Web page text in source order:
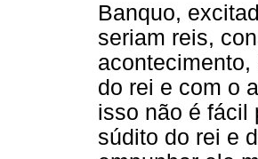
Banquo,
seriam reis,
do rei e com o
isso não é fácil
súdito do rei e